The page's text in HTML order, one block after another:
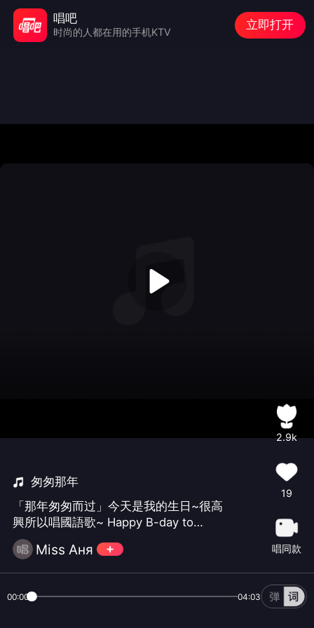
匆匆那年
「那年匆匆而过」今天是我的生日~很高
興所以唱國語歌~ Happy B-day to
me！！！😁😁😁
Miss Aня
2.9k
19
唱同款
00:00 04:03
唱吧
时尚的人都在用的手机KTV
立即打开